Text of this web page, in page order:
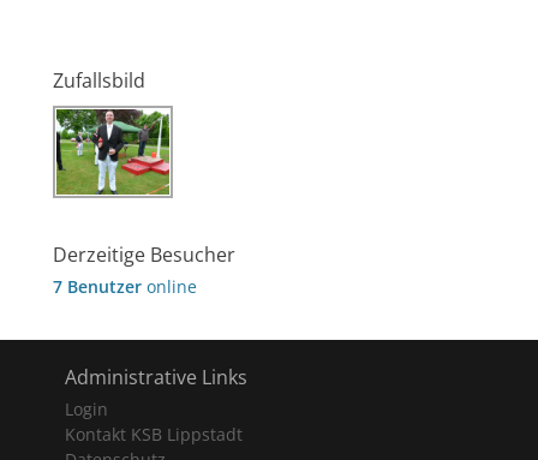
Zufallsbild
Derzeitige Besucher
7 Benutzer online
Administrative Links
Login
Kontakt KSB Lippstadt